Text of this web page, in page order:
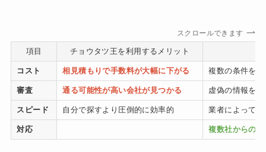
スクロールできます
項目 チョウタツ王を利用するメリット
コスト 相見積もりで手数料が大幅に下がる 複数の条件を
審査 通る可能性が高い会社が見つかる 虚偽の情報を
スピード 自分で探すより圧倒的に効率的 業者によって
対応 複数社からの